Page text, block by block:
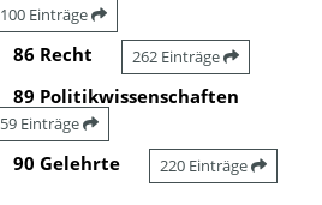
100 Einträge
86 Recht 262 Einträge
89 Politikwissenschaften
59 Einträge
90 Gelehrte 220 Einträge